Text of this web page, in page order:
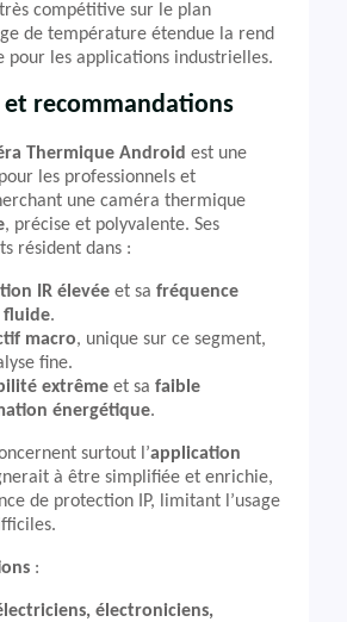
compétitive sur le plan
de température étendue la rend
pour les applications industrielles.
et recommandations
Thermique Android est une
les professionnels et
une caméra thermique
, précise et polyvalente. Ses
résident dans :
IR élevée et sa fréquence
fluide.
macro, unique sur ce segment,
fine.
extrême et sa faible
énergétique.
surtout l’application
à être simplifiée et enrichie,
de protection IP, limitant l’usage
:
électroniciens,